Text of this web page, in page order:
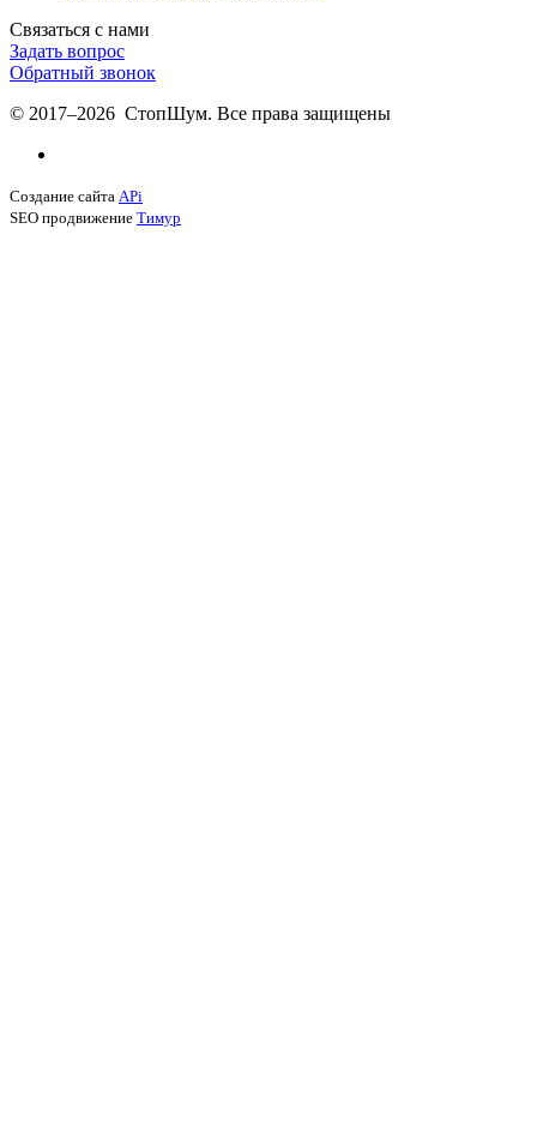
Связаться с нами
Задать вопрос
Обратный звонок
© 2017–2026 СтопШум. Все права защищены
Создание сайта APi
SEO продвижение Тимур